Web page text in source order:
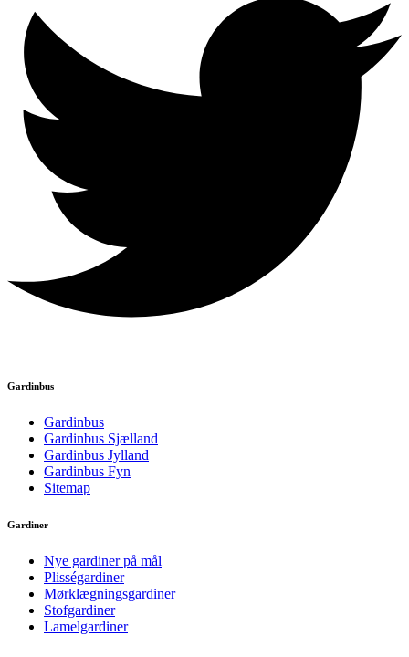
Gardinbus
Gardinbus
Gardinbus Sjælland
Gardinbus Jylland
Gardinbus Fyn
Sitemap
Gardiner
Nye gardiner på mål
Plisségardiner
Mørklægningsgardiner
Stofgardiner
Lamelgardiner